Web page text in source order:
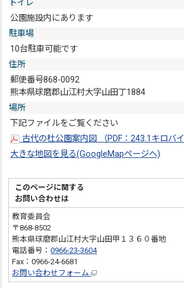
トイレ
公園施設内にあります
駐車場
10台駐車可能です
住所
郵便番号868-0092
熊本県球磨郡山江村大字山田丁1884
場所
下記ファイルをご覧ください
古代の杜公園案内図 （PDF：243.1キロバ
大きな地図を見る(GoogleMapページへ)
このページに関する
お問い合わせは
教育委員会
〒868-8502
熊本県球磨郡山江村大字山田甲１３６０番地
電話番号：0966-23-3604
Fax：0966-24-6681
お問い合わせフォーム